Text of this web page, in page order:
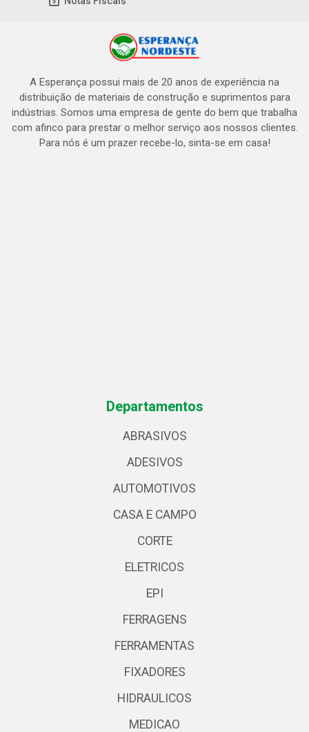
A Esperança possui mais de 20 anos de experiência na
distribuição de materiais de construção e suprimentos para
indústrias. Somos uma empresa de gente do bem que trabalha
com afinco para prestar o melhor serviço aos nossos clientes.
Para nós é um prazer recebe-lo, sinta-se em casa!
Departamentos
ABRASIVOS
ADESIVOS
AUTOMOTIVOS
CASA E CAMPO
CORTE
ELETRICOS
EPI
FERRAGENS
FERRAMENTAS
FIXADORES
HIDRAULICOS
MEDICAO